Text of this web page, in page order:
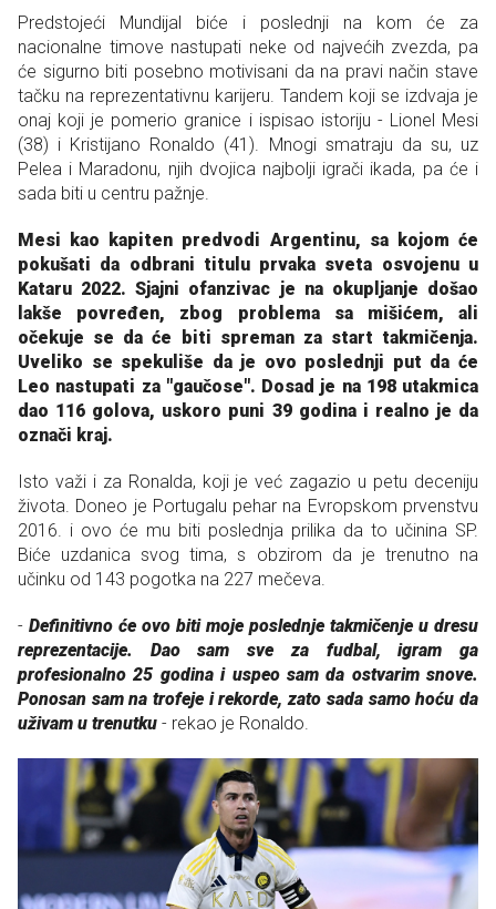
Predstojeći Mundijal biće i poslednji na kom će za
nacionalne timove nastupati neke od najvećih zvezda, pa
će sigurno biti posebno motivisani da na pravi način stave
tačku na reprezentativnu karijeru. Tandem koji se izdvaja je
onaj koji je pomerio granice i ispisao istoriju - Lionel Mesi
(38) i Kristijano Ronaldo (41). Mnogi smatraju da su, uz
Pelea i Maradonu, njih dvojica najbolji igrači ikada, pa će i
sada biti u centru pažnje.
Mesi kao kapiten predvodi Argentinu, sa kojom će
pokušati da odbrani titulu prvaka sveta osvojenu u
Kataru 2022. Sjajni ofanzivac je na okupljanje došao
lakše povređen, zbog problema sa mišićem, ali
očekuje se da će biti spreman za start takmičenja.
Uveliko se spekuliše da je ovo poslednji put da će
Leo nastupati za "gaučose". Dosad je na 198 utakmica
dao 116 golova, uskoro puni 39 godina i realno je da
označi kraj.
Isto važi i za Ronalda, koji je već zagazio u petu deceniju
života. Doneo je Portugalu pehar na Evropskom prvenstvu
2016. i ovo će mu biti poslednja prilika da to učinina SP.
Biće uzdanica svog tima, s obzirom da je trenutno na
učinku od 143 pogotka na 227 mečeva.
- Definitivno će ovo biti moje poslednje takmičenje u dresu
reprezentacije. Dao sam sve za fudbal, igram ga
profesionalno 25 godina i uspeo sam da ostvarim snove.
Ponosan sam na trofeje i rekorde, zato sada samo hoću da
uživam u trenutku - rekao je Ronaldo.